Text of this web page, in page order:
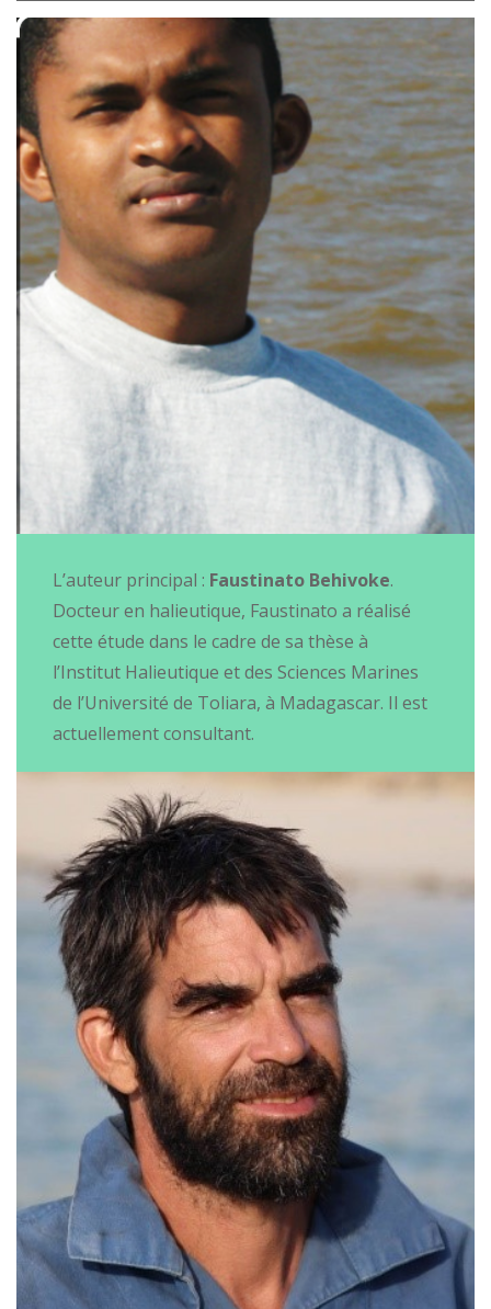
L’auteur principal : Faustinato Behivoke.
Docteur en halieutique, Faustinato a réalisé
cette étude dans le cadre de sa thèse à
l’Institut Halieutique et des Sciences Marines
de l’Université de Toliara, à Madagascar. Il est
actuellement consultant.